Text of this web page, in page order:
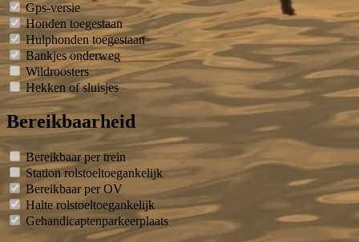
Gps-versie
Honden toegestaan
Hulphonden toegestaan
Bankjes onderweg
Wildroosters
Hekken of sluisjes
Bereikbaarheid
Bereikbaar per trein
Station rolstoeltoegankelijk
Bereikbaar per OV
Halte rolstoeltoegankelijk
Gehandicaptenparkeerplaats